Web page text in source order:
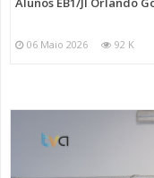
06 Maio 2026 92 K